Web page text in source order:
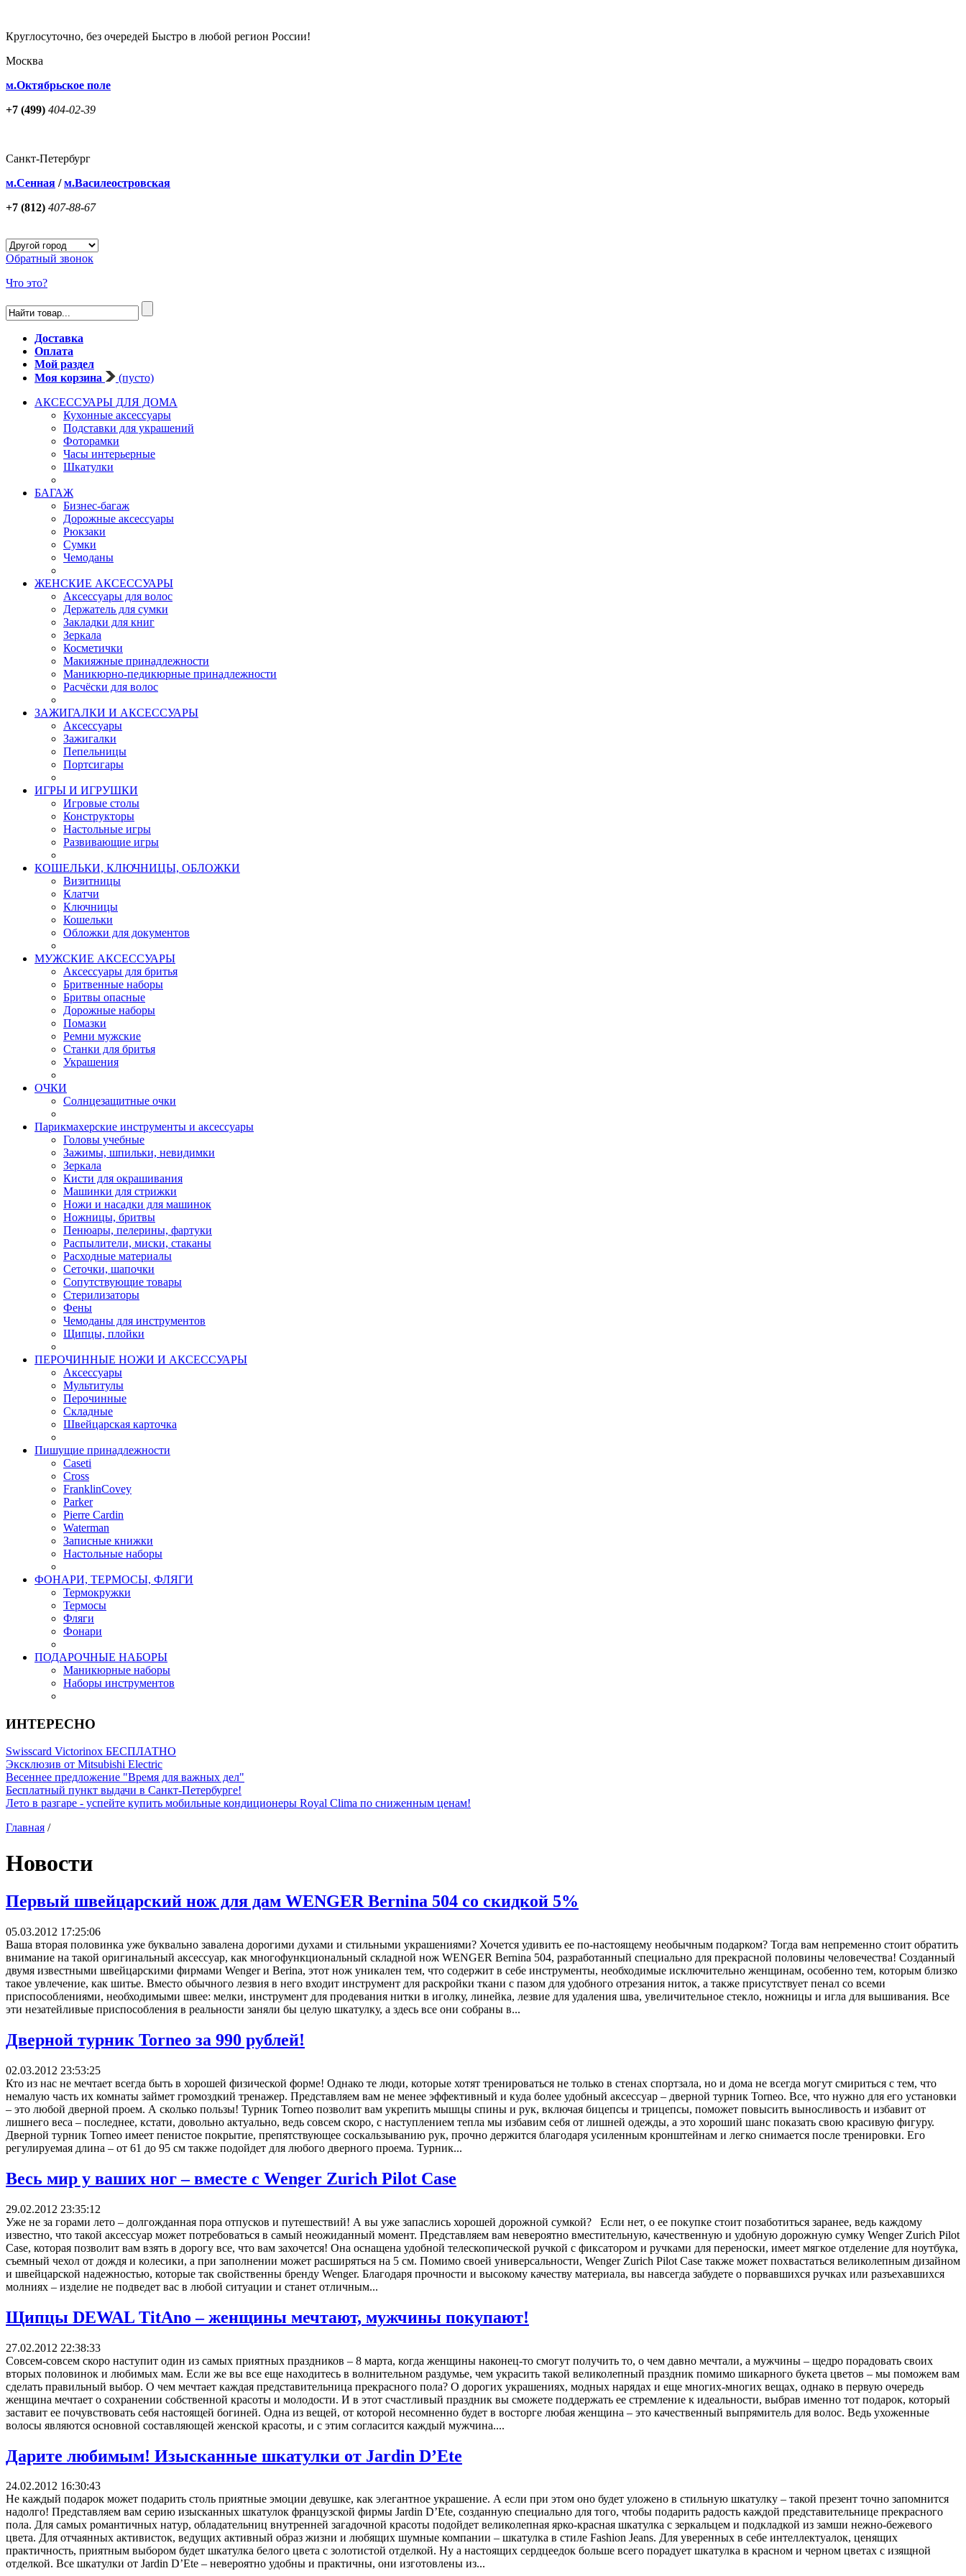
Круглосуточно, без очередей Быстро в любой регион России!
Москва
м.Октябрьское поле
+7 (499) 404-02-39
Санкт-Петербург
м.Сенная /м.Василеостровская
+7 (812) 407-88-67
Обратный звонок
Что это?
Доставка
Оплата
Мой раздел
Моя корзина
(пусто)
АКСЕССУАРЫ ДЛЯ ДОМА
Кухонные аксессуары
Подставки для украшений
Фоторамки
Часы интерьерные
Шкатулки
БАГАЖ
Бизнес-багаж
Дорожные аксессуары
Рюкзаки
Сумки
Чемоданы
ЖЕНСКИЕ АКСЕССУАРЫ
Аксессуары для волос
Держатель для сумки
Закладки для книг
Зеркала
Косметички
Макияжные принадлежности
Маникюрно-педикюрные принадлежности
Расчёски для волос
ЗАЖИГАЛКИ И АКСЕССУАРЫ
Аксессуары
Зажигалки
Пепельницы
Портсигары
ИГРЫ И ИГРУШКИ
Игровые столы
Конструкторы
Настольные игры
Развивающие игры
КОШЕЛЬКИ, КЛЮЧНИЦЫ, ОБЛОЖКИ
Визитницы
Клатчи
Ключницы
Кошельки
Обложки для документов
МУЖСКИЕ АКСЕССУАРЫ
Аксессуары для бритья
Бритвенные наборы
Бритвы опасные
Дорожные наборы
Помазки
Ремни мужские
Станки для бритья
Украшения
ОЧКИ
Солнцезащитные очки
Парикмахерские инструменты и аксессуары
Головы учебные
Зажимы, шпильки, невидимки
Зеркала
Кисти для окрашивания
Машинки для стрижки
Ножи и насадки для машинок
Ножницы, бритвы
Пенюары, пелерины, фартуки
Распылители, миски, стаканы
Расходные материалы
Сеточки, шапочки
Сопутствующие товары
Стерилизаторы
Фены
Чемоданы для инструментов
Щипцы, плойки
ПЕРОЧИННЫЕ НОЖИ И АКСЕССУАРЫ
Аксессуары
Мультитулы
Перочинные
Складные
Швейцарская карточка
Пишущие принадлежности
Caseti
Cross
FranklinCovey
Parker
Pierre Cardin
Waterman
Записные книжки
Настольные наборы
ФОНАРИ, ТЕРМОСЫ, ФЛЯГИ
Термокружки
Термосы
Фляги
Фонари
ПОДАРОЧНЫЕ НАБОРЫ
Маникюрные наборы
Наборы инструментов
ИНТЕРЕСНО
Swisscard Victorinox БЕСПЛАТНО
Эксклюзив от Mitsubishi Electric
Весеннее предложение "Время для важных дел"
Бесплатный пункт выдачи в Санкт-Петербурге!
Лето в разгаре - успейте купить мобильные кондиционеры Royal Clima по сниженным ценам!
Главная /
Новости
Первый швейцарский нож для дам WENGER Bernina 504 со скидкой 5%
05.03.2012 17:25:06
Ваша вторая половинка уже буквально завалена дорогими духами и стильными украшениями? Хочется удивить ее по-настоящему необычным подарком? Тогда вам непременно стоит обратить
внимание на такой оригинальный аксессуар, как многофункциональный складной нож WENGER Bernina 504, разработанный специально для прекрасной половины человечества! Созданный
двумя известными швейцарскими фирмами Wenger и Berina, этот нож уникален тем, что содержит в себе инструменты, необходимые исключительно женщинам, особенно тем, которым близко
такое увлечение, как шитье. Вместо обычного лезвия в него входит инструмент для раскройки ткани с пазом для удобного отрезания ниток, а также присутствует пенал со всеми
приспособлениями, необходимыми швее: мелки, инструмент для продевания нитки в иголку, линейка, лезвие для удаления шва, увеличительное стекло, ножницы и игла для вышивания. Все
эти незатейливые приспособления в реальности заняли бы целую шкатулку, а здесь все они собраны в...
Дверной турник Torneo за 990 рублей!
02.03.2012 23:53:25
Кто из нас не мечтает всегда быть в хорошей физической форме! Однако те люди, которые хотят тренироваться не только в стенах спортзала, но и дома не всегда могут смириться с тем, что
немалую часть их комнаты займет громоздкий тренажер. Представляем вам не менее эффективный и куда более удобный аксессуар – дверной турник Torneo. Все, что нужно для его установки
– это любой дверной проем. А сколько пользы! Турник Torneo позволит вам укрепить мышцы спины и рук, включая бицепсы и трицепсы, поможет повысить выносливость и избавит от
лишнего веса – последнее, кстати, довольно актуально, ведь совсем скоро, с наступлением тепла мы избавим себя от лишней одежды, а это хороший шанс показать свою красивую фигуру.
Дверной турник Torneo имеет пенистое покрытие, препятствующее соскальзыванию рук, прочно держится благодаря усиленным кронштейнам и легко снимается после тренировки. Его
регулируемая длина – от 61 до 95 см также подойдет для любого дверного проема. Турник...
Весь мир у ваших ног – вместе с Wenger Zurich Pilot Case
29.02.2012 23:35:12
Уже не за горами лето – долгожданная пора отпусков и путешествий! А вы уже запаслись хорошей дорожной сумкой? Если нет, о ее покупке стоит позаботиться заранее, ведь каждому
известно, что такой аксессуар может потребоваться в самый неожиданный момент. Представляем вам невероятно вместительную, качественную и удобную дорожную сумку Wenger Zurich Pilot
Case, которая позволит вам взять в дорогу все, что вам захочется! Она оснащена удобной телескопической ручкой с фиксатором и ручками для переноски, имеет мягкое отделение для ноутбука,
съемный чехол от дождя и колесики, а при заполнении может расширяться на 5 см. Помимо своей универсальности, Wenger Zurich Pilot Case также может похвастаться великолепным дизайном
и швейцарской надежностью, которые так свойственны бренду Wenger. Благодаря прочности и высокому качеству материала, вы навсегда забудете о порвавшихся ручках или разъехавшихся
молниях – изделие не подведет вас в любой ситуации и станет отличным...
Щипцы DEWAL TitAno – женщины мечтают, мужчины покупают!
27.02.2012 22:38:33
Совсем-совсем скоро наступит один из самых приятных праздников – 8 марта, когда женщины наконец-то смогут получить то, о чем давно мечтали, а мужчины – щедро порадовать своих
вторых половинок и любимых мам. Если же вы все еще находитесь в волнительном раздумье, чем украсить такой великолепный праздник помимо шикарного букета цветов – мы поможем вам
сделать правильный выбор. О чем мечтает каждая представительница прекрасного пола? О дорогих украшениях, модных нарядах и еще многих-многих вещах, однако в первую очередь
женщина мечтает о сохранении собственной красоты и молодости. И в этот счастливый праздник вы сможете поддержать ее стремление к идеальности, выбрав именно тот подарок, который
заставит ее почувствовать себя настоящей богиней. Одна из вещей, от которой несомненно будет в восторге любая женщина – это качественный выпрямитель для волос. Ведь ухоженные
волосы являются основной составляющей женской красоты, и с этим согласится каждый мужчина....
Дарите любимым! Изысканные шкатулки от Jardin D’Ete
24.02.2012 16:30:43
Не каждый подарок может подарить столь приятные эмоции девушке, как элегантное украшение. А если при этом оно будет уложено в стильную шкатулку – такой презент точно запомнится
надолго! Представляем вам серию изысканных шкатулок французской фирмы Jardin D’Ete, созданную специально для того, чтобы подарить радость каждой представительнице прекрасного
пола. Для самых романтичных натур, обладательниц внутренней загадочной красоты подойдет великолепная ярко-красная шкатулка с зеркальцем и подкладкой из замши нежно-бежевого
цвета. Для отчаянных активисток, ведущих активный образ жизни и любящих шумные компании – шкатулка в стиле Fashion Jeans. Для уверенных в себе интеллектуалок, ценящих
практичность, приятным выбором будет шкатулка белого цвета с золотистой отделкой. Ну а настоящих сердцеедок больше всего порадует шкатулка в красном и черном цветах с изящной
отделкой. Все шкатулки от Jardin D’Ete – невероятно удобны и практичны, они изготовлены из...